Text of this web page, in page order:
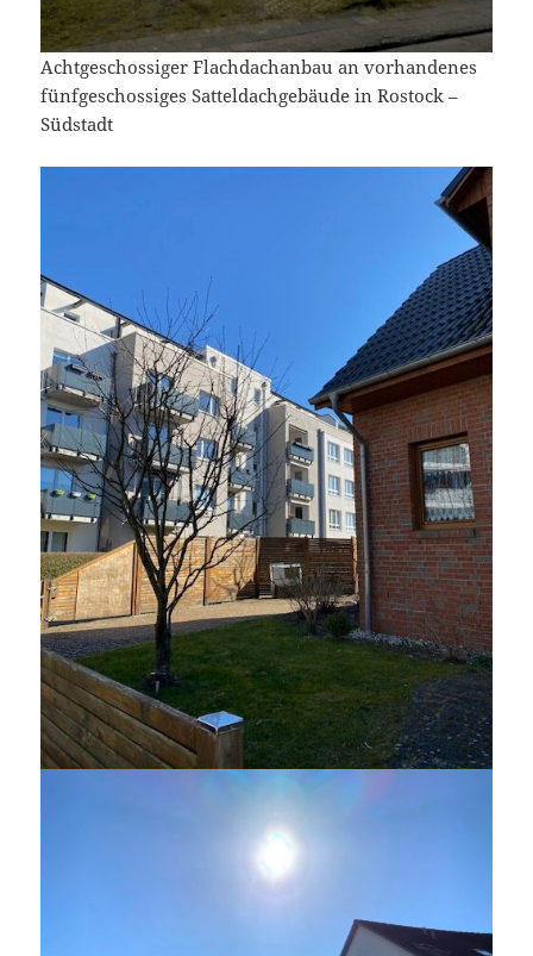
Achtgeschossiger Flachdachanbau an vorhandenes
fünfgeschossiges Satteldachgebäude in Rostock –
Südstadt